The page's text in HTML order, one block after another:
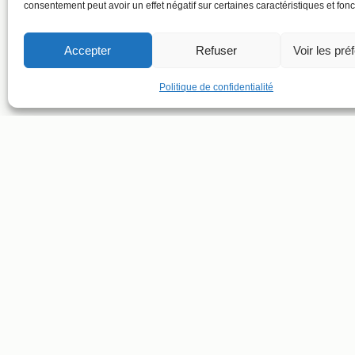
consentement peut avoir un effet négatif sur certaines caractéristiques et
Accepter Refuser Voir les
Politique de confidentialité